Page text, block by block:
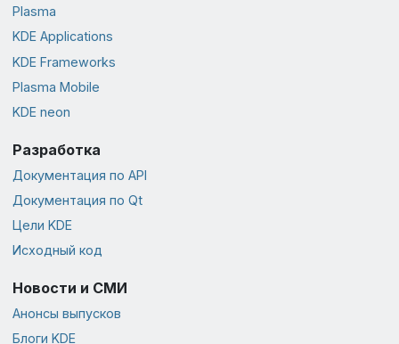
Plasma
KDE Applications
KDE Frameworks
Plasma Mobile
KDE neon
Разработка
Документация по API
Документация по Qt
Цели KDE
Исходный код
Новости и СМИ
Анонсы выпусков
Блоги KDE